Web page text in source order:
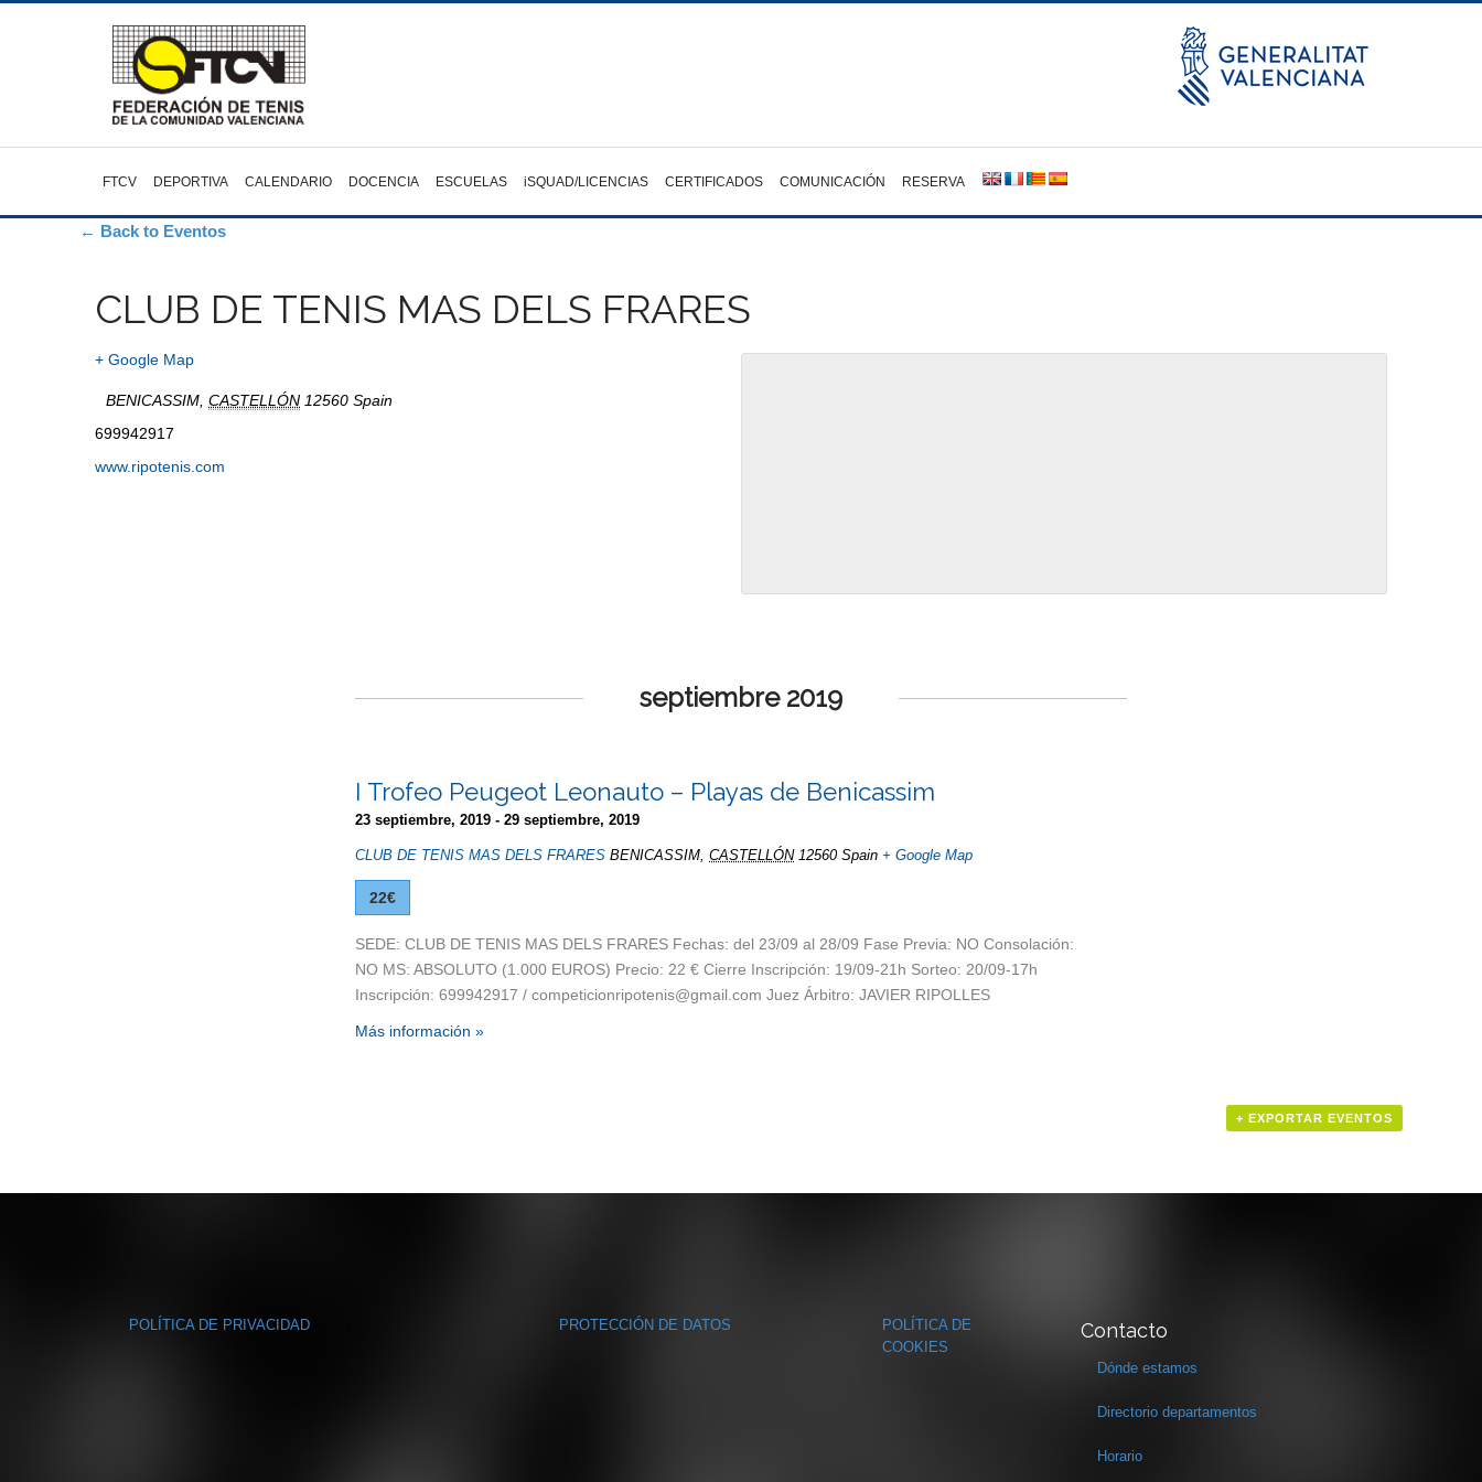
FTCV DEPORTIVA CALENDARIO DOCENCIA ESCUELAS iSQUAD/LICENCIAS CERTIFICADOS COMUNICACIÓN RESERVA
← Back to Eventos
CLUB DE TENIS MAS DELS FRARES
+ Google Map
BENICASSIM CASTELLÓN 12560 Spain
699942917
www.ripotenis.com
septiembre 2019
I Trofeo Peugeot Leonauto – Playas de Benicassim
23 septiembre, 2019 - 29 septiembre, 2019
CLUB DE TENIS MAS DELS FRARES BENICASSIM, CASTELLÓN 12560 Spain + Google Map
22€
SEDE: CLUB DE TENIS MAS DELS FRARES Fechas: del 23/09 al 28/09 Fase Previa: NO Consolación:
NO MS: ABSOLUTO (1.000 EUROS) Precio: 22 € Cierre Inscripción: 19/09-21h Sorteo: 20/09-17h
Inscripción: 699942917 / competicionripotenis@gmail.com Juez Árbitro: JAVIER RIPOLLES
Más información »
+ EXPORTAR EVENTOS
POLÍTICA DE PRIVACIDAD PROTECCIÓN DE DATOS
POLÍTICA DE
COOKIES
Contacto
Dónde estamos
Directorio departamentos
Horario